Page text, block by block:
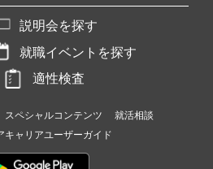
説明会を探す
就職イベントを探す
適性検査
スペシャルコンテンツ
就活相談
キャリアユーザーガイド